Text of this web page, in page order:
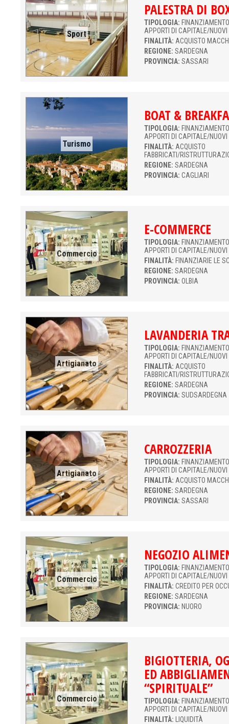
Sport
PALESTRA DI
TIPOLOGIA:
APPORTI DI CAPITALE/NUOVI
FINALITÀ: ACQUISTO
REGIONE: SARDEGNA
PROVINCIA: SASSARI
Turismo
BOAT &
TIPOLOGIA:
APPORTI DI CAPITALE/NUOVI
FINALITÀ: ACQUISTO
FABBRICATI/
REGIONE: SARDEGNA
PROVINCIA: CAGLIARI
Commercio
E-COMMERCE
TIPOLOGIA:
APPORTI DI CAPITALE/NUOVI
FINALITÀ: FINANZIARIE LE
REGIONE: SARDEGNA
PROVINCIA: OLBIA
Artigianato
LAVANDERIA
TIPOLOGIA:
APPORTI DI CAPITALE/NUOVI
FINALITÀ: ACQUISTO
FABBRICATI/
REGIONE: SARDEGNA
PROVINCIA: SUDSARDEGNA
Artigianato
CARROZZERIA
TIPOLOGIA:
APPORTI DI CAPITALE/NUOVI
FINALITÀ: ACQUISTO
REGIONE: SARDEGNA
PROVINCIA: SASSARI
Commercio
NEGOZIO
TIPOLOGIA:
APPORTI DI CAPITALE/NUOVI
FINALITÀ: CREDITO PER
REGIONE: SARDEGNA
PROVINCIA: NUORO
Commercio
BIGIOTTERIA,
ED
“SPIRITUALE”
TIPOLOGIA:
APPORTI DI CAPITALE/NUOVI
FINALITÀ:
LIQUIDITÀ